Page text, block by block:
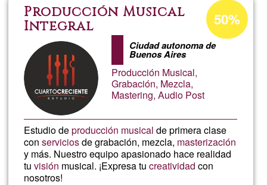
Producción Musical
Integral
Ciudad autonoma de
Buenos Aires
Producción Musical,
Grabación, Mezcla,
Mastering, Audio Post
Estudio deproducción musical de primera clase
conserviciosde grabación, mezcla, masterización
y más. Nuestro equipo apasionado hace realidad
tuvisión musical. ¡Expresa tucreatividad con
nosotros!
Acceptance
percentage
of
50%